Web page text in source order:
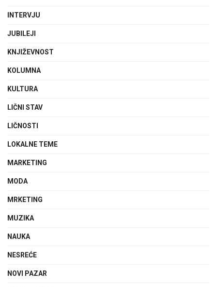
INTERVJU
JUBILEJI
KNJIŽEVNOST
KOLUMNA
KULTURA
LIČNI STAV
LIČNOSTI
LOKALNE TEME
MARKETING
MODA
MRKETING
MUZIKA
NAUKA
NESREĆE
NOVI PAZAR